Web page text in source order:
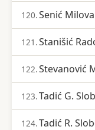
120.Senić
121.Stanišić
122.Stevanović
123.Tadić G.
124.Tadić R.